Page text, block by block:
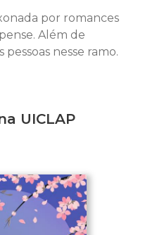
por romances
Além de
nesse ramo.
UICLAP